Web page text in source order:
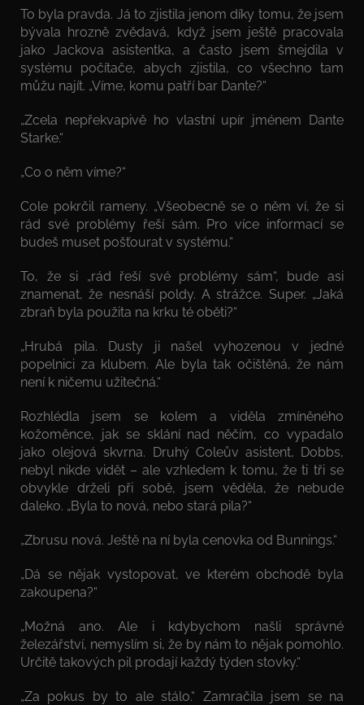
To byla pravda. Já to zjistila jenom díky tomu, že jsem
bývala hrozně zvědavá, když jsem ještě pracovala
jako Jackova asistentka, a často jsem šmejdila v
systému počítače, abych zjistila, co všechno tam
můžu najít. „Víme, komu patří bar Dante?“
„Zcela nepřekvapivě ho vlastní upír jménem Dante
Starke.“
„Co o něm víme?“
Cole pokrčil rameny. „Všeobecně se o něm ví, že si
rád své problémy řeší sám. Pro více informací se
budeš muset pošťourat v systému.“
To, že si „rád řeší své problémy sám“, bude asi
znamenat, že nesnáší poldy. A strážce. Super. „Jaká
zbraň byla použita na krku té oběti?“
„Hrubá pila. Dusty ji našel vyhozenou v jedné
popelnici za klubem. Ale byla tak očištěná, že nám
není k ničemu užitečná.“
Rozhlédla jsem se kolem a viděla zmíněného
kožoměnce, jak se sklání nad něčím, co vypadalo
jako olejová skvrna. Druhý Coleův asistent, Dobbs,
nebyl nikde vidět – ale vzhledem k tomu, že ti tři se
obvykle drželi při sobě, jsem věděla, že nebude
daleko. „Byla to nová, nebo stará pila?“
„Zbrusu nová. Ještě na ní byla cenovka od Bunnings.“
„Dá se nějak vystopovat, ve kterém obchodě byla
zakoupena?“
„Možná ano. Ale i kdybychom našli správné
železářství, nemyslím si, že by nám to nějak pomohlo.
Určitě takových pil prodají každý týden stovky.“
„Za pokus by to ale stálo.“ Zamračila jsem se na